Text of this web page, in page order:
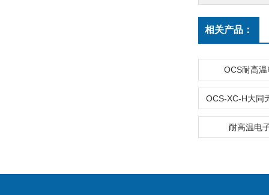
相关产品：
OCS耐高
耐高温电